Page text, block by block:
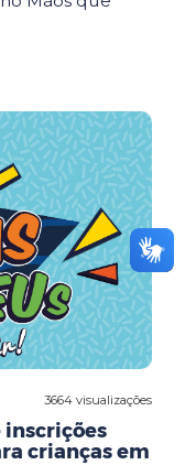
3664 visualizações
inscrições
crianças em